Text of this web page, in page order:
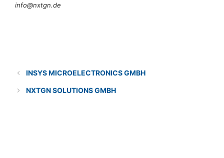
info@nxtgn.de
INSYS MICROELECTRONICS GMBH
NXTGN SOLUTIONS GMBH